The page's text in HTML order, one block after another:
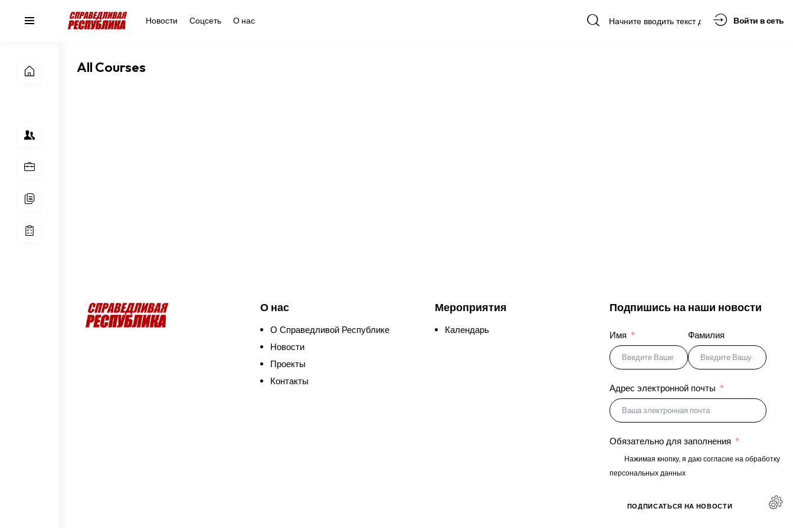
Новости Соцсеть О нас Войти в сеть
All Courses
О нас
О Справедливой Республике
Новости
Проекты
Контакты
Мероприятия
Календарь
Подпишись на наши новости
Имя Фамилия
Адрес электронной почты
Обязательно для заполнения
Нажимая кнопку, я даю согласие на обработку
персональных данных
ПОДПИСАТЬСЯ НА НОВОСТИ